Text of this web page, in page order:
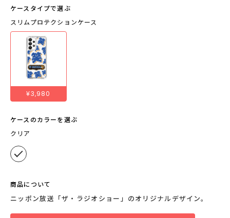
ケースタイプで選ぶ
スリムプロテクションケース
¥3,980
ケースのカラーを選ぶ
クリア
商品について
ニッポン放送「ザ・ラジオショー」のオリジナルデザイン。